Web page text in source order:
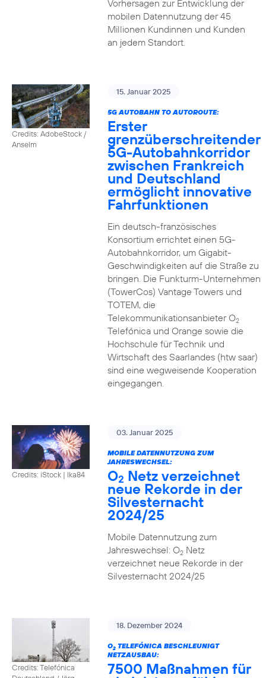
Vorhersagen zur Entwicklung der
mobilen Datennutzung der 45
Millionen Kundinnen und Kunden
an jedem Standort.
Credits: AdobeStock /
Anselm
15. Januar 2025
5G AUTOBAHN TO AUTOROUTE:
Erster
grenzüberschreitender
5G-Autobahnkorridor
zwischen Frankreich
und Deutschland
ermöglicht innovative
Fahrfunktionen
Ein deutsch-französisches
Konsortium errichtet einen 5G-
Autobahnkorridor, um Gigabit-
Geschwindigkeiten auf die Straße zu
bringen. Die Funkturm-Unternehmen
(TowerCos) Vantage Towers und
TOTEM, die
Telekommunikationsanbieter O2
Telefónica und Orange sowie die
Hochschule für Technik und
Wirtschaft des Saarlandes (htw saar)
sind eine wegweisende Kooperation
eingegangen.
Credits: iStock | Ika84
03. Januar 2025
MOBILE DATENNUTZUNG ZUM
JAHRESWECHSEL:
O2 Netz verzeichnet
neue Rekorde in der
Silvesternacht
2024/25
Mobile Datennutzung zum
Jahreswechsel: O2Netz
verzeichnet neue Rekorde in der
Silvesternacht 2024/25
Credits: Telefónica
18. Dezember 2024
O2TELEFÓNICA BESCHLEUNIGT
NETZAUSBAU:
7500 Maßnahmen für